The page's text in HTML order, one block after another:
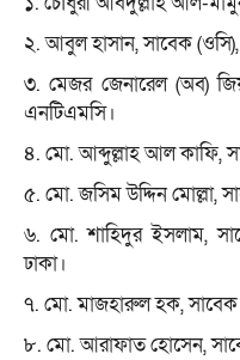
২. আবুল হাসান, সাবেক (ওসি),
৩. মেজর জেনারেল (অব)
এনটিএমসি।
৪. মো. আব্দুল্লাহ আল কাফি,
৫. মো. জসিম উদ্দিন মোল্লা,
৬. মো. শাহিদুর ইসলাম,
ঢাকা।
৭. মো. মাজহারুল হক, সাবেক
৮. মো. আরাফাত হোসেন,